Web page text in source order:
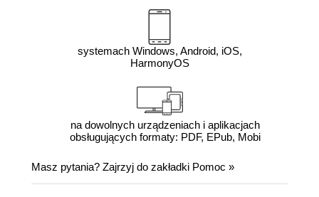
systemach Windows, Android, iOS,
HarmonyOS
na dowolnych urządzeniach i aplikacjach
obsługujących formaty: PDF, EPub, Mobi
Masz pytania? Zajrzyj do zakładki Pomoc »